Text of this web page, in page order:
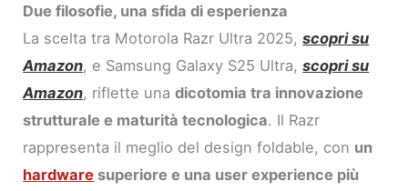
Due filosofie, una sfida di esperienza
La scelta tra Motorola Razr Ultra 2025,scopri su
Amazon, e Samsung Galaxy S25 Ultra,scopri su
Amazon, riflette unadicotomia tra innovazione
strutturale e maturità tecnologica. Il Razr
rappresenta il meglio del design foldable, con un
hardware superiore e una user experience più